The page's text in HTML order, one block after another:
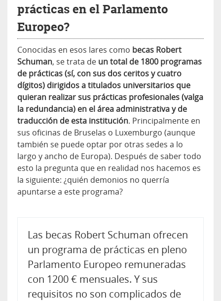
prácticas en el Parlamento
Europeo?
Conocidas en esos lares como becas Robert
Schuman, se trata de un total de 1800 programas
de prácticas (sí, con sus dos ceritos y cuatro
dígitos) dirigidos a titulados universitarios que
quieran realizar sus prácticas profesionales (valga
la redundancia) en el área administrativa y de
traducción de esta institución. Principalmente en
sus oficinas de Bruselas o Luxemburgo (aunque
también se puede optar por otras sedes a lo
largo y ancho de Europa). Después de saber todo
esto la pregunta que en realidad nos hacemos es
la siguiente: ¿quién demonios no querría
apuntarse a este programa?
Las becas Robert Schuman ofrecen
un programa de prácticas en pleno
Parlamento Europeo remuneradas
con 1200 € mensuales. Y sus
requisitos no son complicados de